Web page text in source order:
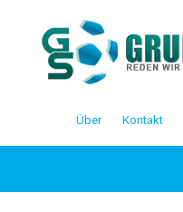
Über Kontakt